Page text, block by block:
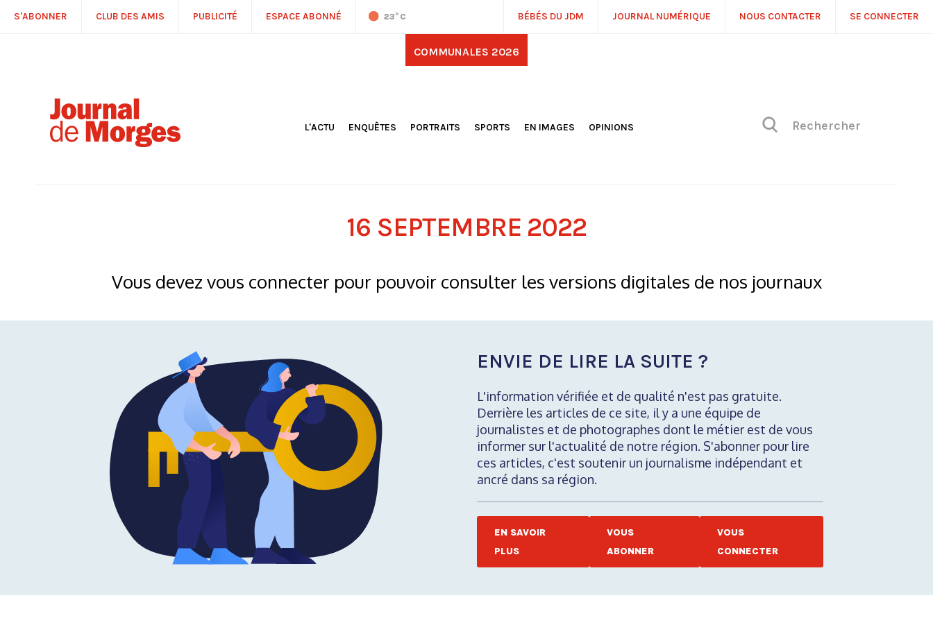
S'ABONNER CLUB DES AMIS PUBLICITÉ ESPACE ABONNÉ 23°C BÉBÉS DU JDM JOURNAL NUMÉRIQUE NOUS CONTACTER SE CONNECTER
COMMUNALES 2026
L'ACTU
ENQUÊTES PORTRAITS
SPORTS
EN IMAGES
OPINIONS
16 SEPTEMBRE 2022
Vous devez vous connecter pour pouvoir consulter les versions digitales de nos journaux
ENVIE DE LIRE LA SUITE ?
L'information vérifiée et de qualité n'est pas gratuite.
Derrière les articles de ce site, il y a une équipe de
journalistes et de photographes dont le métier est de vous
informer sur l'actualité de notre région. S'abonner pour lire
ces articles, c'est soutenir un journalisme indépendant et
ancré dans sa région.
EN SAVOIR
PLUS
VOUS
ABONNER
VOUS
CONNECTER